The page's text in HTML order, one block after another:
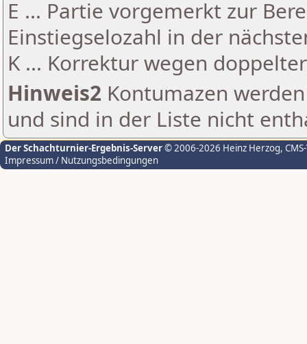
E ... Partie vorgemerkt zur
Einstiegselozahl in der
K ... Korrektur wegen
Hinweis2 Kontumazen
und sind in der Liste nicht
Der Schachturnier-Ergebnis-Server© 2006-2026 Heinz Herzog,
Impressum / Nutzungsbedingungen